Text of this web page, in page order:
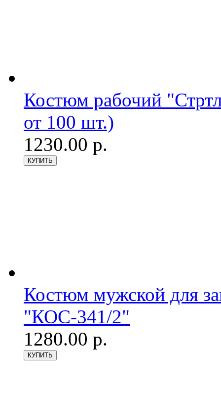
Костюм рабочий
от 100 шт.)
1230.00 р.
Костюм мужской для
"КОС-341/2"
1280.00 р.